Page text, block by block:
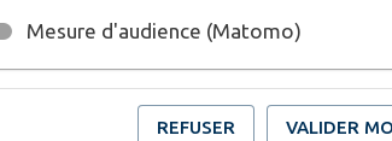
Mesure d'audience (Matomo)
REFUSER VALIDER